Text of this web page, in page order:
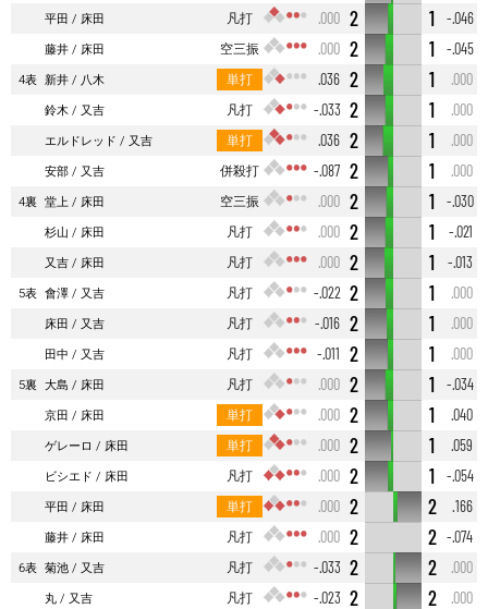
平田 床田 凡打 .000 2 1
-.046
藤井
床田 空三振 .000 2 1
-.045
4表 新井 八木 単打 .036 2 1
.000
鈴木
又吉 凡打 -.033 2 1
.000
エルドレッド
又吉 単打 .036 2 1
.000
安部
又吉 併殺打 -.087 2 1
.000
4裏 堂上 床田 空三振 .000 2 1
-.030
杉山
床田 凡打 .000 2 1
-.021
又吉
床田 凡打 .000 2 1
-.013
5表 會澤 又吉 凡打 -.022 2 1
.000
床田
又吉 凡打 -.016 2 1
.000
田中
又吉 凡打 -.011 2 1
.000
5裏 大島 床田 凡打 .000 2 1
-.034
京田
床田 単打 .000 2 1
.040
ゲレーロ
床田 単打 .000 2 1
.059
ビシエド
床田 凡打 .000 2 1
-.054
平田
床田 単打 .000 2 2
.166
藤井
床田 凡打 .000 2 2 -.074
6表 菊池 又吉 凡打 -.033 2 2
.000
丸
又吉 凡打 -.023 2 2
.000